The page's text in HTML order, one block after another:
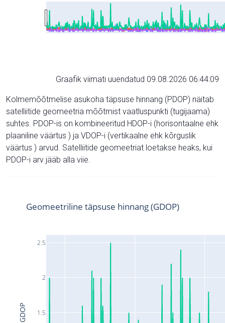
Graafik viimati uuendatud 09.08.2026 06:44:09
Kolmemõõtmelise asukoha täpsuse hinnang (PDOP) näitab
satelliitide geomeetria mõõtmist vaatluspunkti (tugijaama)
suhtes. PDOP-is on kombineeritud HDOP-i (horisontaalne ehk
plaaniline väärtus ) ja VDOP-i (vertikaalne ehk kõrguslik
väärtus ) arvud. Satelliitide geomeetriat loetakse heaks, kui
PDOP-i arv jääb alla viie.
1.5
2
2.5
Geomeetriline täpsuse hinnang (GDOP)
GDOP